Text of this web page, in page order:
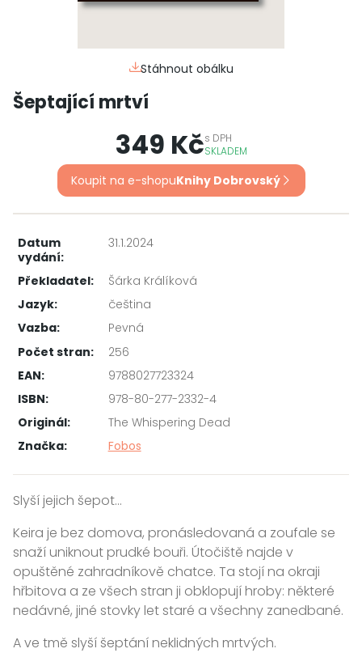
Stáhnout obálku
Šeptající mrtví
349 Kčs DPH
SKLADEM
Koupit na e-shopuKnihy Dobrovský
Datum
vydání:
31.1.2024
Překladatel:
Šárka Králíková
Jazyk:
čeština
Vazba:
Pevná
Počet stran:
256
EAN:
9788027723324
ISBN:
978-80-277-2332-4
Originál:
The Whispering Dead
Značka:
Fobos
Slyší jejich šepot…
Keira je bez domova, pronásledovaná a zoufale se
snaží uniknout prudké bouři. Útočiště najde v
opuštěné zahradníkově chatce. Ta stojí na okraji
hřbitova a ze všech stran ji obklopují hroby: některé
nedávné, jiné stovky let staré a všechny zanedbané.
A ve tmě slyší šeptání neklidných mrtvých.